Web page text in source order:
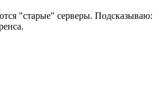
"старые" серверы. Подсказываю: